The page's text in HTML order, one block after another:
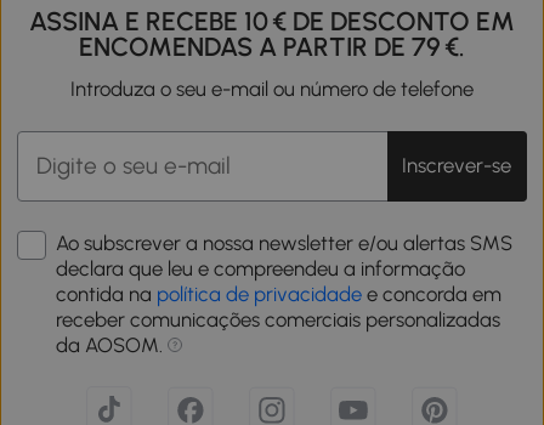
ASSINA E RECEBE 10 € DE DESCONTO EM
ENCOMENDAS A PARTIR DE 79 €.
Introduza o seu e-mail ou número de telefone
Inscrever-se
Ao subscrever a nossa newsletter e/ou alertas SMS
declara que leu e compreendeu a informação
contida na política de privacidade e concorda em
receber comunicações comerciais personalizadas
da AOSOM.